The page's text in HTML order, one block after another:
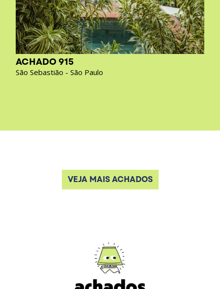
ACHADO 915
São Sebastião - São Paulo
VEJA MAIS ACHADOS